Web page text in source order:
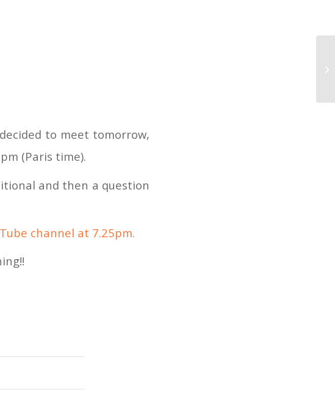
to meet tomorrow,
(Paris time).
and then a question
channel at 7.25pm.